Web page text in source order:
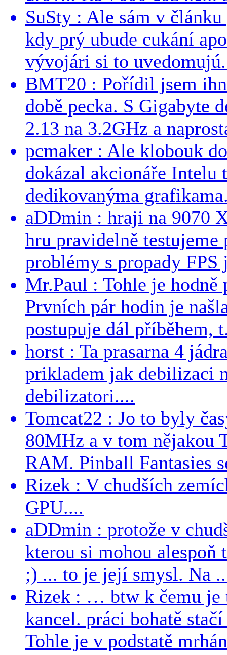
SuSty : Ale sám v
kdy prý ubude cukání
vývojári si to
BMT20 : Pořídil jsem
době pecka. S Gigabyte
2.13 na 3.2GHz a
pcmaker : Ale klobouk
dokázal akcionáře Intelu
dedikovanýma
aDDmin : hraji na 9070
hru pravidelně testujeme
problémy s propady FPS
Mr.Paul : Tohle je hodně
Prvních pár hodin je
postupuje dál příběhem,
horst : Ta prasarna 4
prikladem jak debilizaci
debilizatori....
Tomcat22 : Jo to byly
80MHz a v tom nějakou
RAM. Pinball Fantasies
Rizek : V chudších
GPU....
aDDmin : protože v
kterou si mohou alespoň
;) ... to je její smysl. Na
Rizek : … btw k čemu je
kancel. práci bohatě
Tohle je v podstatě